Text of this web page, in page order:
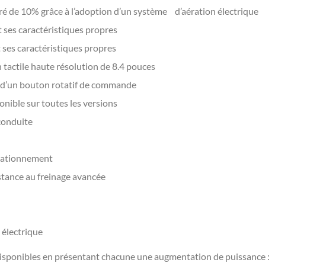
de 10% grâce à l’adoption d’un système d’aération électrique
caractéristiques propres
caractéristiques propres
tactile haute résolution de 8.4 pouces
bouton rotatif de commande
sur toutes les versions
au freinage avancée
en présentant chacune une augmentation de puissance :